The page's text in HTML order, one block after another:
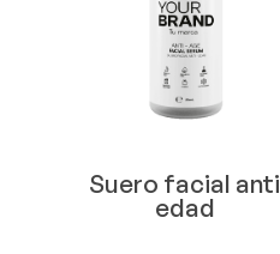
Suero facial anti
edad